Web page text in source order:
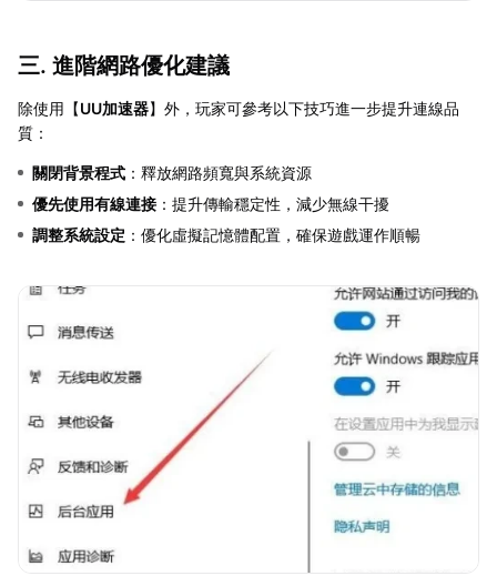
三. 進階網路優化建議
除使用【UU加速器】外，玩家可參考以下技巧進一步提升連線品
質：
關閉背景程式 ：釋放網路頻寬與系統資源
優先使用有線連接 ：提升傳輸穩定性，減少無線干擾
調整系統設定 ：優化虛擬記憶體配置，確保遊戲運作順暢